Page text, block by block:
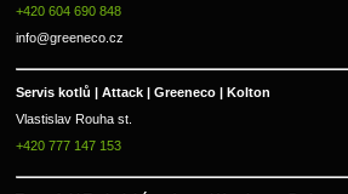
+420 604 690 848
info@greeneco.cz
Servis kotlů | Attack | Greeneco | Kolton
Vlastislav Rouha st.
+420 777 147 153